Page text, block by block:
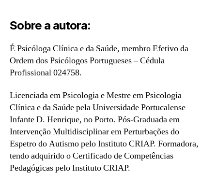
Sobre a autora:
É Psicóloga Clínica e da Saúde, membro Efetivo da
Ordem dos Psicólogos Portugueses – Cédula
Profissional 024758.
Licenciada em Psicologia e Mestre em Psicologia
Clínica e da Saúde pela Universidade Portucalense
Infante D. Henrique, no Porto. Pós-Graduada em
Intervenção Multidisciplinar em Perturbações do
Espetro do Autismo pelo Instituto CRIAP. Formadora,
tendo adquirido o Certificado de Competências
Pedagógicas pelo Instituto CRIAP.